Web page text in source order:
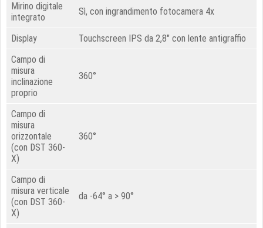
Mirino digitale
integrato
Sì, con ingrandimento fotocamera 4x
Display
Touchscreen IPS da 2,8" con lente antigraffio
Campo di
misura
inclinazione
proprio
360°
Campo di
misura
orizzontale
(con DST 360-
X)
360°
Campo di
misura verticale
(con DST 360-
X)
da -64° a > 90°